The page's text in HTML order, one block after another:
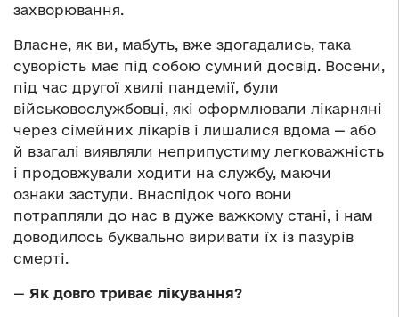
захворювання.
Власне, як ви, мабуть, вже здогадались, така
суворість має під собою сумний досвід. Восени,
під час другої хвилі пандемії, були
військовослужбовці, які оформлювали лікарняні
через сімейних лікарів і лишалися вдома — або
й взагалі виявляли неприпустиму легковажність
і продовжували ходити на службу, маючи
ознаки застуди. Внаслідок чого вони
потрапляли до нас в дуже важкому стані, і нам
доводилось буквально виривати їх із пазурів
смерті.
— Як довго триває лікування?